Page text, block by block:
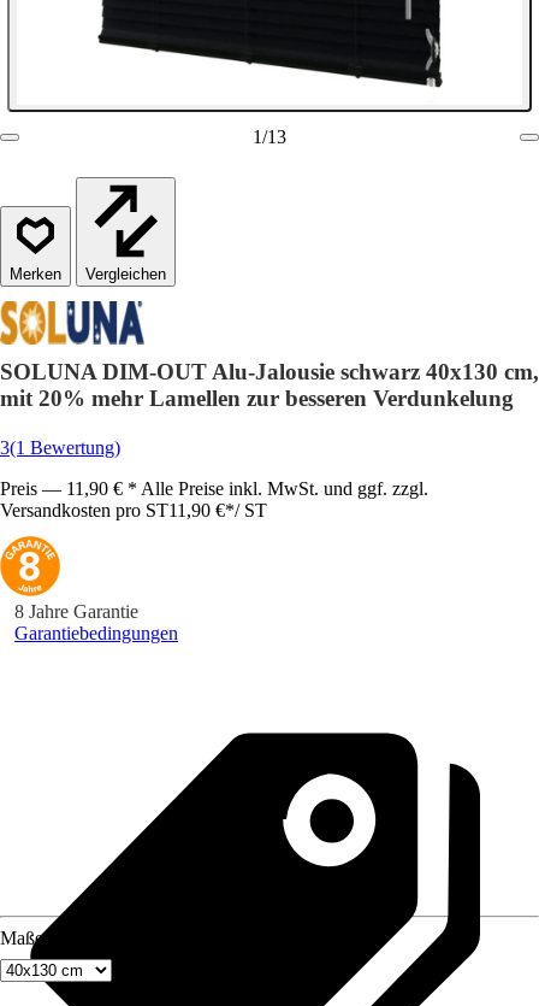
1/13
Vergleichen
SOLUNA DIM-OUT Alu-Jalousie schwarz 40x130 cm,
mit 20% mehr Lamellen zur besseren Verdunkelung
3(1 Bewertung)
Preis — 11,90 € * Alle Preise inkl. MwSt. und ggf. zzgl.
Versandkosten pro ST11,90 €*/ ST
8 Jahre Garantie
Garantiebedingungen
Maße (BxH)